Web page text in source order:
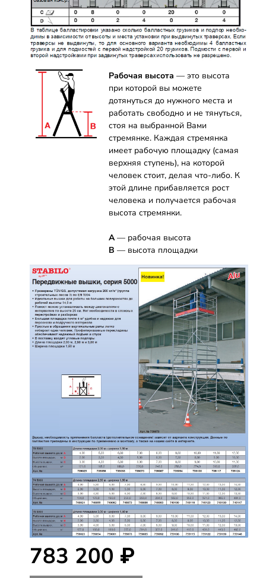
Рабочая высота — это высота
при которой вы можете
дотянуться до нужного места и
работать свободно и не тянуться,
стоя на выбранной Вами
стремянке. Каждая стремянка
имеет рабочую площадку (самая
верхняя ступень), на которой
человек стоит, делая что-либо. К
этой длине прибавляется рост
человека и получается рабочая
высота стремянки.
А— рабочая высота
B — высота площадки
783 200 ₽